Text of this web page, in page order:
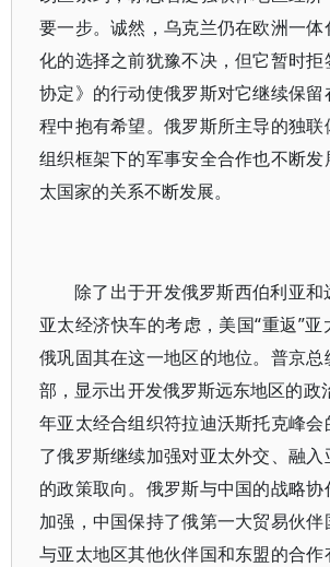
要一步。诚然，乌克兰仍在欧洲一
化的选择之前犹豫不决，但它暂时拒
协定》的行动使俄罗斯对它继续保
程中抱有希望。俄罗斯所主导的独联
组织框架下的军事安全合作也不断发
太国家的关系不断发展。
除了出于开发俄罗斯西伯利亚和
亚太经济快车的考虑，美国“重返”
俄巩固其在这一地区的地位。普京总
部，显示出开发俄罗斯远东地区的政
年亚太经合组织符拉迪沃斯托克峰
了俄罗斯继续加强对亚太外交、融
的政策取向。俄罗斯与中国的战略
加强，中国保持了俄第一大贸易伙
与亚太地区其他伙伴国和东盟的合作